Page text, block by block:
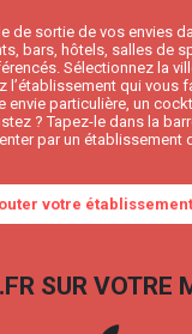
de sortie de vos envies
bars, hôtels, salles de
Sélectionnez la
l’établissement qui vous
envie particulière, un
? Tapez-le dans la
par un établissement
votre établissement
SUR VOTRE